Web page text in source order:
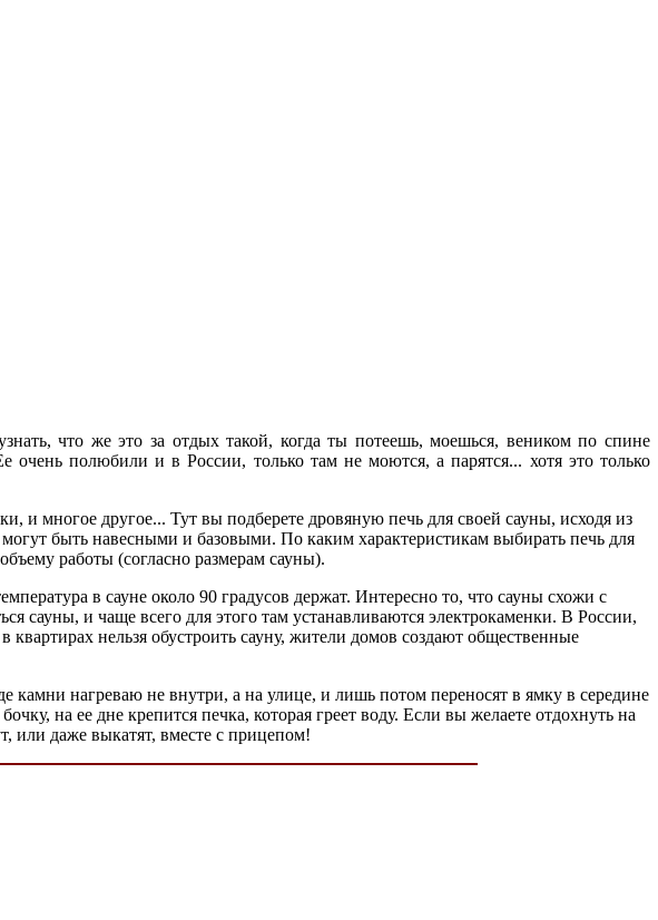
что же это за отдых такой, когда ты потеешь, моешься, веником по спине
полюбили и в России, только там не моются, а парятся... хотя это только
и многое другое... Тут вы подберете дровяную печь для своей сауны, исходя из
быть навесными и базовыми. По каким характеристикам выбирать печь для
работы (согласно размерам сауны).
в сауне около 90 градусов держат. Интересно то, что сауны схожи с
сауны, и чаще всего для этого там устанавливаются электрокаменки. В России,
нельзя обустроить сауну, жители домов создают общественные
нагреваю не внутри, а на улице, и лишь потом переносят в ямку в середине
на ее дне крепится печка, которая греет воду. Если вы желаете отдохнуть на
или даже выкатят, вместе с прицепом!